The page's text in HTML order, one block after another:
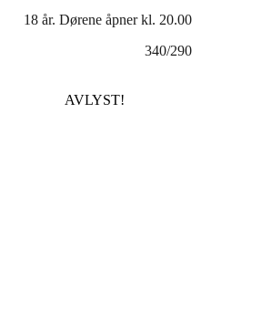
18 år. Dørene åpner kl. 20.00
340/290
AVLYST!